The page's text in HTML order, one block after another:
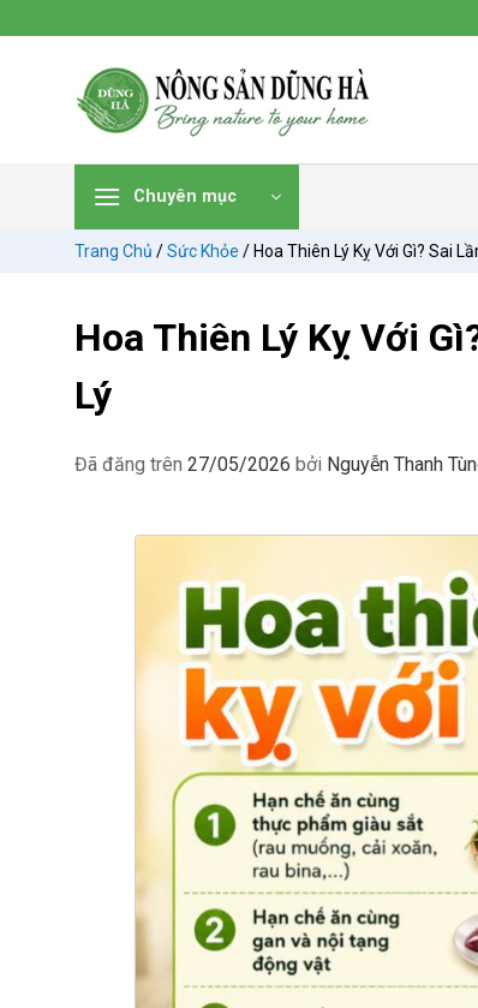
đến
Chuyên mục
Trang Chủ /Sức Khỏe / Hoa Thiên Lý Kỵ Với Gì? Sai
Hoa Thiên Lý Kỵ Với
Lý
Đã đăng trên 27/05/2026 bởi Nguyễn Thanh